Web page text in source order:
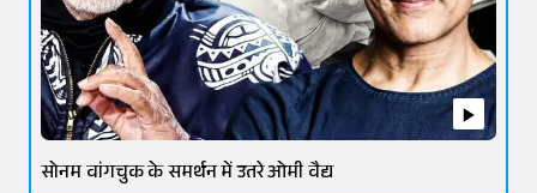
सोनम वांगचुक के समर्थन में उतरे ओमी वैद्य